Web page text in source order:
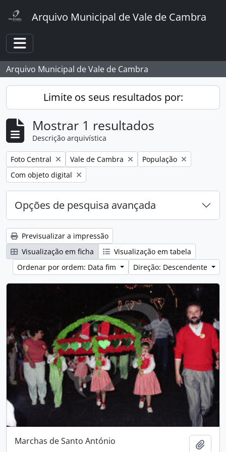
Arquivo Municipal de Vale de Cambra
Toggle navigation
Arquivo Municipal de Vale de Cambra
Limite os seus resultados por:
Mostrar 1 resultados
Descrição arquivística
Remover filtro:
Foto Central Remover filtro:
Vale de Cambra Remover filtro:
População
Remover filtro:
Com objeto digital
Opções de pesquisa avançada
Previsualizar a impressão
Visualização em ficha
Visualização em tabela
Ordenar por ordem: Data fim
Direção: Descendente
Marchas de Santo António